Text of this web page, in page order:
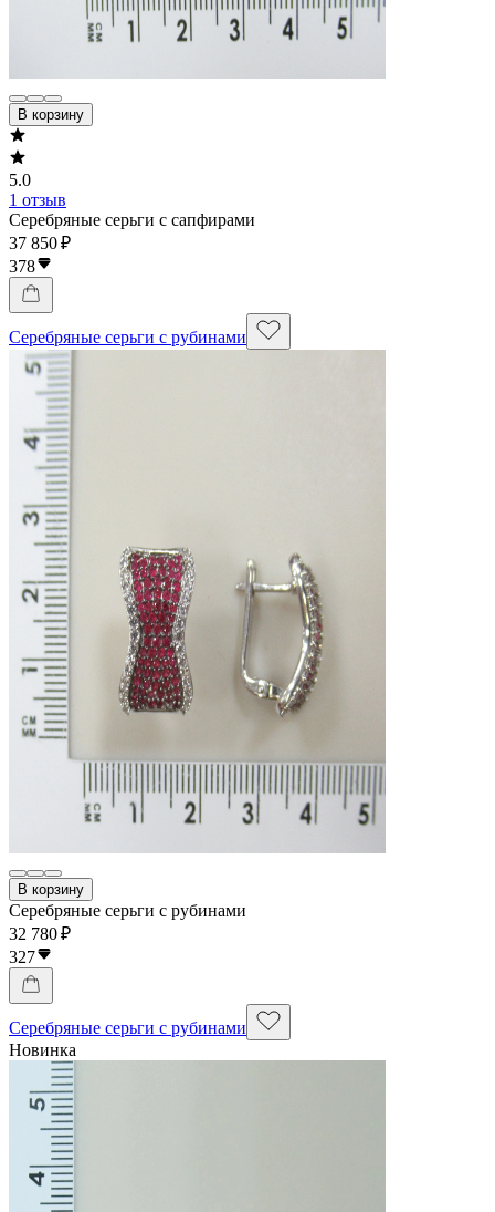
В корзину
5.0
1 отзыв
Серебряные серьги с сапфирами
37 850 ₽
378
Серебряные серьги с рубинами
В корзину
Серебряные серьги с рубинами
32 780 ₽
327
Серебряные серьги с рубинами
Новинка